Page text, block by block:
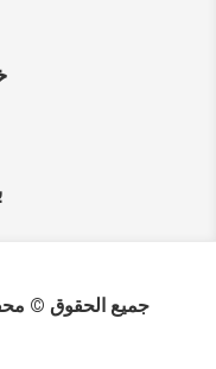
جميع الحقوق ©